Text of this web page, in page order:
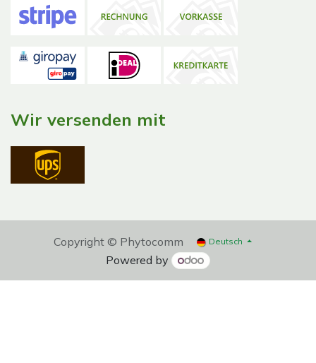
Wir versenden mit
Copyright © Phytocomm Deutsch
Powered by